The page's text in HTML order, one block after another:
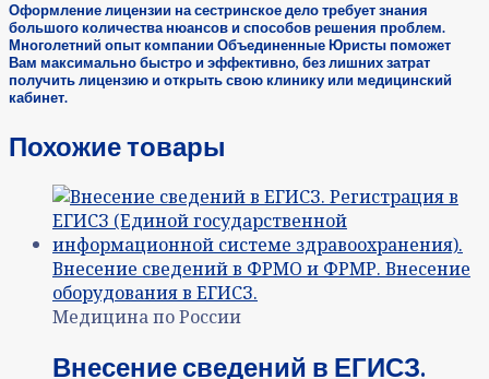
Оформление лицензии на сестринское дело требует знания
большого количества нюансов и способов решения проблем.
Многолетний опыт компании Объединенные Юристы поможет
Вам максимально быстро и эффективно, без лишних затрат
получить лицензию и открыть свою клинику или медицинский
кабинет.
Похожие товары
Медицина по России
Внесение сведений в ЕГИСЗ.